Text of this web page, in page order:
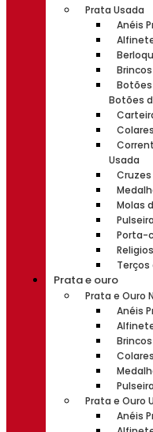
Prata Usada
Anéis
Botões
Usada
Molas
Porta-
Terços
Prata e ouro
Prata e Ouro
Anéis
Prata e Ouro
Anéis